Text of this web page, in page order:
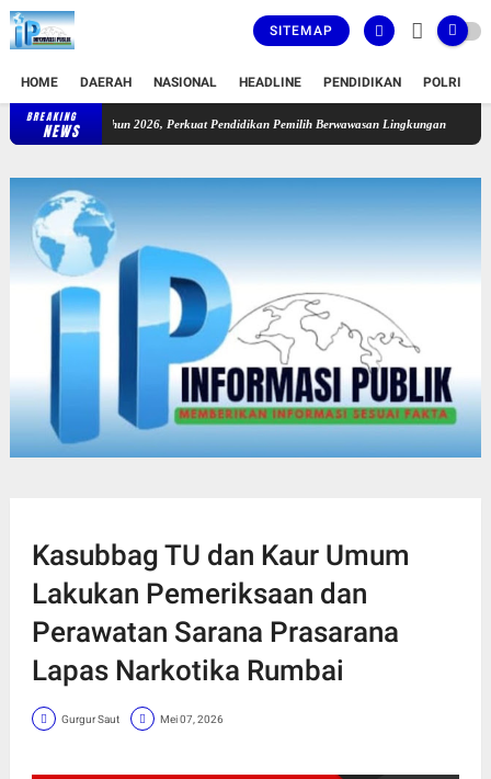
SITEMAP
HOME DAERAH NASIONAL HEADLINE PENDIDIKAN POLRI
BREAKING
NEWS KPU Provinsi Riau Luncurkan Sekolah Pemilu Hijau Tahun 2026,
Kasubbag TU dan Kaur Umum
Lakukan Pemeriksaan dan
Perawatan Sarana Prasarana
Lapas Narkotika Rumbai
Gurgur Saut Mei 07, 2026